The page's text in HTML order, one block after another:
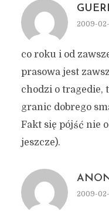
2009-02-
co roku i od
prasowa jest
chodzi o tragedie,
granic dobrego
Fakt się pójść nie
jeszcze).
2009-02-